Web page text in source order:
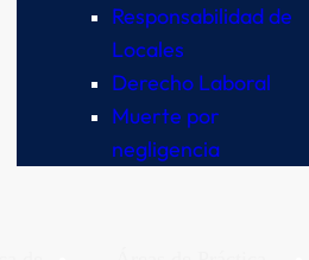
Responsabilidad de
Locales
Derecho Laboral
Muerte por
negligencia